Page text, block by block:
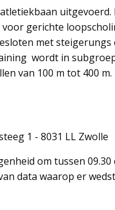
gerichte
met
wordt in
van 100 m tot 400 m.
1 - 8031 LL Zwolle
om tussen
data waarop er